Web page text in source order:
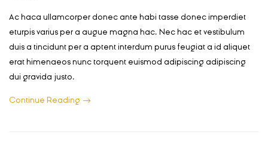
Ac haca ullamcorper donec ante habi tasse donec imperdiet
eturpis varius per a augue magna hac. Nec hac et vestibulum
duis a tincidunt per a aptent interdum purus feugiat a id aliquet
erat himenaeos nunc torquent euismod adipiscing adipiscing
dui gravida justo.
Continue Reading